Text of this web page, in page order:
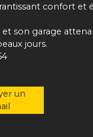
confort et
son garage
jours.
un